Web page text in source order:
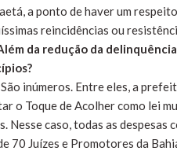
a ponto de haver um
reincidências ou
da redução da
São inúmeros. Entre eles, a
o Toque de Acolher como lei
Nesse caso, todas as despesas
70 Juízes e Promotores da